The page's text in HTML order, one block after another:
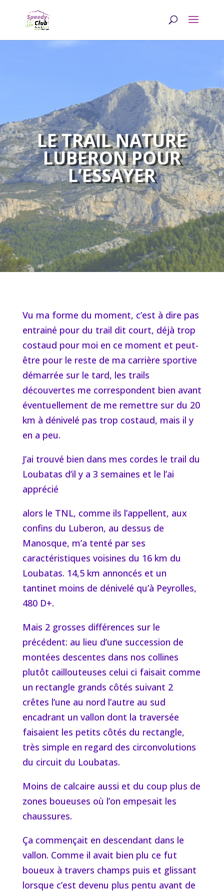
LE TRAIL NATURE
LUBERON POUR
L’ESSAYER
Vu ma forme du moment, c’est à dire pas
entrainé pour du trail dit court, déjà trop
costaud pour moi en ce moment et peut-
être pour le reste de ma carrière sportive
démarrée sur le tard, les trails
découvertes me correspondent bien avant
éventuellement de me remettre sur du 20
km à dénivelé pas trop costaud, mais il y
en a peu.
J’ai trouvé bien dans mes cordes le trail du
Loubatas d’il y a 3 semaines et le l’ai
apprécié
alors le TNL, comme ils l’appellent, aux
confins du Luberon, au dessus de
Manosque, m’a tenté par ses
caractéristiques voisines du 16 km du
Loubatas. 14,5 km annoncés et un
tantinet moins de dénivelé qu’à Peyrolles,
480 D+.
Mais 2 grosses différences sur le
précédent: au lieu d’une succession de
montées descentes dans nos collines
plutôt caillouteuses celui ci faisait comme
un rectangle grands côtés suivant 2
crêtes l’une au nord l’autre au sud
encadrant un vallon dont la traversée
faisaient les petits côtés du rectangle,
très simple en regard des circonvolutions
du circuit du Loubatas.
Moins de calcaire aussi et du coup plus de
zones boueuses où l’on empesait les
chaussures.
Ça commençait en descendant dans le
vallon. Comme il avait bien plu ce fut
boueux à travers champs puis et glissant
lorsque c’est devenu plus pentu avant de